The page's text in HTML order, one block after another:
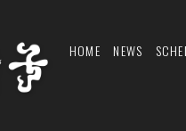
HOME NEWS